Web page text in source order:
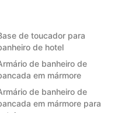
de toucador para
de hotel
de banheiro de
em mármore
de banheiro de
em mármore para